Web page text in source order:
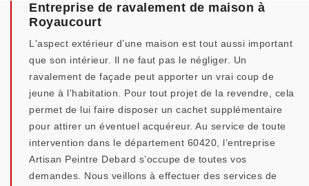
Entreprise de ravalement de maison à
Royaucourt
L'aspect extérieur d’une maison est tout aussi important
que son intérieur. Il ne faut pas le négliger. Un
ravalement de façade peut apporter un vrai coup de
jeune à l’habitation. Pour tout projet de la revendre, cela
permet de lui faire disposer un cachet supplémentaire
pour attirer un éventuel acquéreur. Au service de toute
intervention dans le département 60420, l’entreprise
Artisan Peintre Debard s’occupe de toutes vos
demandes. Nous veillons à effectuer des services de